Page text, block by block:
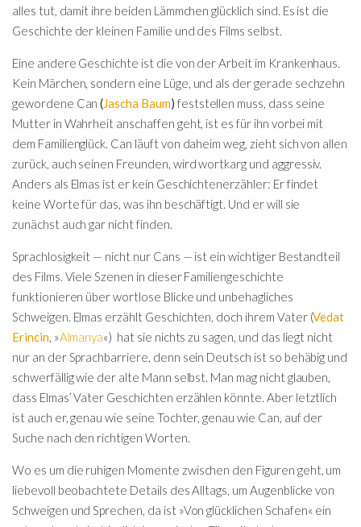
alles tut, damit ihre beiden Lämmchen glücklich sind. Es ist die
Geschichte der kleinen Familie und des Films selbst.
Eine andere Geschichte ist die von der Arbeit im Krankenhaus.
Kein Märchen, sondern eine Lüge, und als der gerade sechzehn
gewordene Can(Jascha Baum) feststellen muss, dass seine
Mutter in Wahrheit anschaffen geht, ist es für ihn vorbei mit
dem Familienglück. Can läuft von daheim weg, zieht sich von allen
zurück, auch seinen Freunden, wird wortkarg und aggressiv.
Anders als Elmas ist er kein Geschichtenerzähler: Er findet
keine Worte für das, was ihn beschäftigt. Und er will sie
zunächst auch gar nicht finden.
Sprachlosigkeit — nicht nur Cans — ist ein wichtiger Bestandteil
des Films. Viele Szenen in dieser Familiengeschichte
funktionieren über wortlose Blicke und unbehagliches
Schweigen. Elmas erzählt Geschichten, doch ihrem Vater (Vedat
Erincin, »Almanya«) hat sie nichts zu sagen, und das liegt nicht
nur an der Sprachbarriere, denn sein Deutsch ist so behäbig und
schwerfällig wie der alte Mann selbst. Man mag nicht glauben,
dass Elmas’ Vater Geschichten erzählen könnte. Aber letztlich
ist auch er, genau wie seine Tochter, genau wie Can, auf der
Suche nach den richtigen Worten.
Wo es um die ruhigen Momente zwischen den Figuren geht, um
liebevoll beobachtete Details des Alltags, um Augenblicke von
Schweigen und Sprechen, da ist »Von glücklichen Schafen« ein